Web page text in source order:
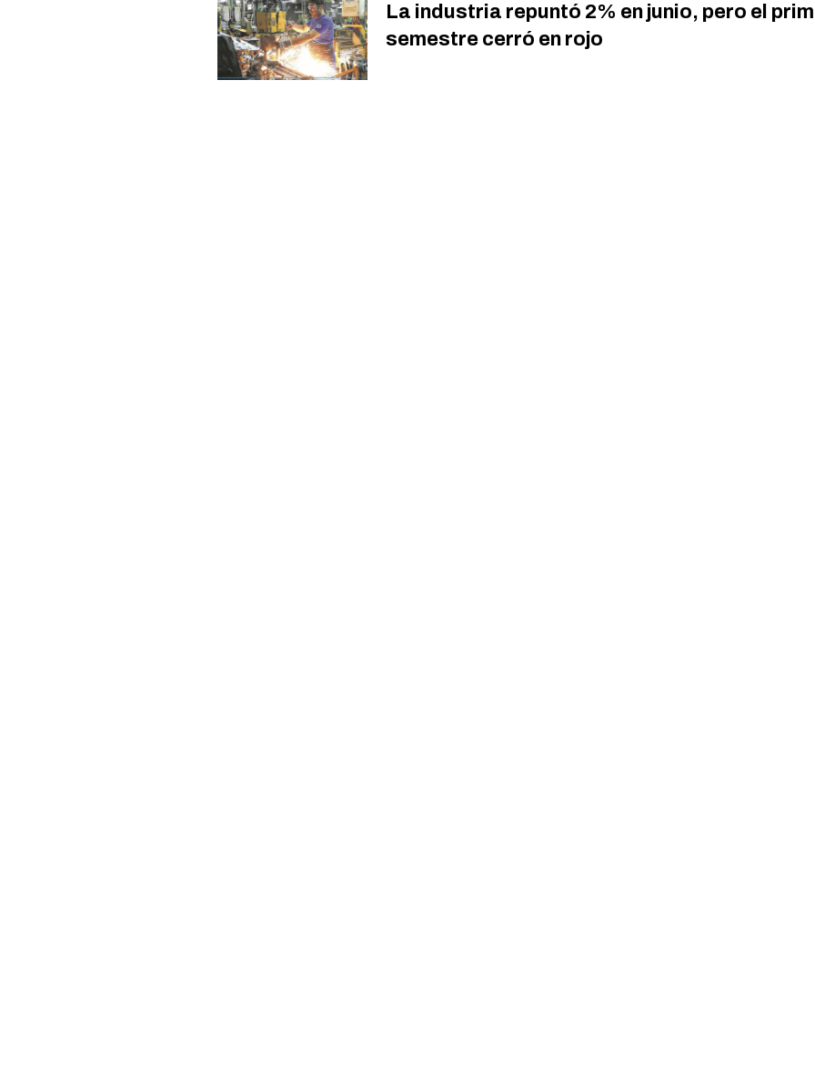
La industria repuntó 2% en junio, pero el
semestre cerró en rojo